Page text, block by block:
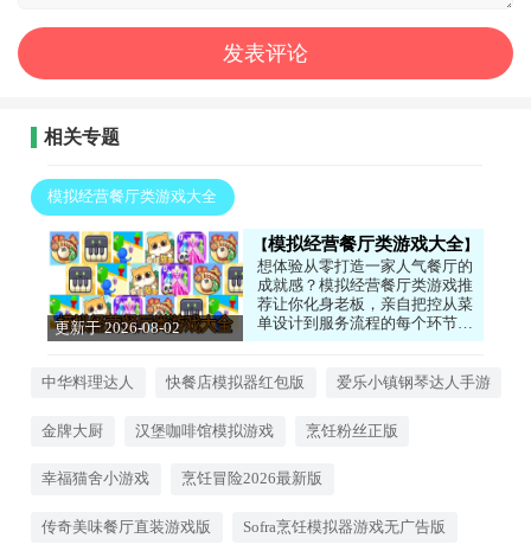
相关专题
模拟经营餐厅类游戏大全
更新于 2026-08-02
模拟经营餐厅类游戏大全
想体验从零打造一家人气餐厅的
成就感？模拟经营餐厅类游戏推
荐让你化身老板，亲自把控从菜
单设计到服务流程的每个环节。
你需要合理分配资金升级设备、
高峰期的客流压力。游戏中的顾
成就感无可替代。画面温馨治
放松心情的绝佳选择。
中华料理达人 快餐店模拟器红包版 爱乐小镇钢琴达人手游
金牌大厨 汉堡咖啡馆模拟游戏 烹饪粉丝正版
幸福猫舍小游戏 烹饪冒险2026最新版
传奇美味餐厅直装游戏版 Sofra烹饪模拟器游戏无广告版